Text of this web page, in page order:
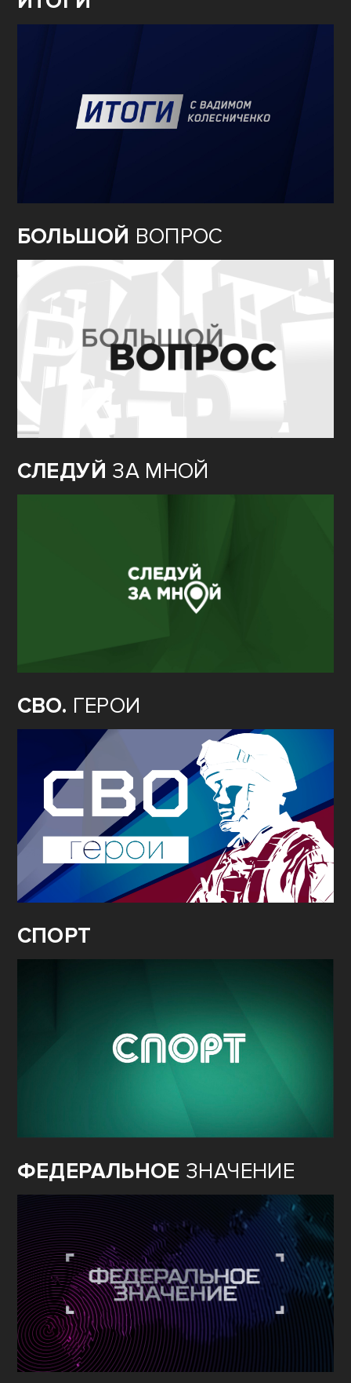
БОЛЬШОЙ ВОПРОС
СЛЕДУЙ ЗА МНОЙ
СВО. ГЕРОИ
СПОРТ
ФЕДЕРАЛЬНОЕ ЗНАЧЕНИЕ